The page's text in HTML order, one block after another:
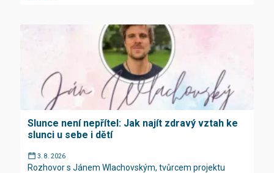
Slunce není nepřítel: Jak najít zdravý vztah ke
slunci u sebe i dětí
3. 8. 2026
Rozhovor s Jánem Wlachovským, tvůrcem projektu